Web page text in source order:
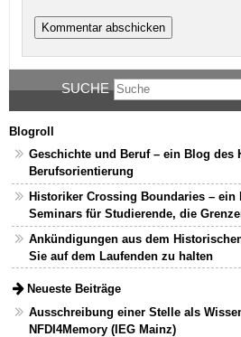
SUCHE
Blogroll
Geschichte und Beruf – ein Blog des
Berufsorientierung
Historiker Crossing Boundaries –
Seminars für Studierende, die
Ankündigungen aus dem
Sie auf dem Laufenden zu halten
Neueste Beiträge
Ausschreibung einer Stelle als
NFDI4Memory (IEG Mainz)